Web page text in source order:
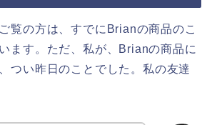
覧の方は、すでにBrianの商品のこ
ます。ただ、私が、Brianの商品に
つい昨日のことでした。私の友達